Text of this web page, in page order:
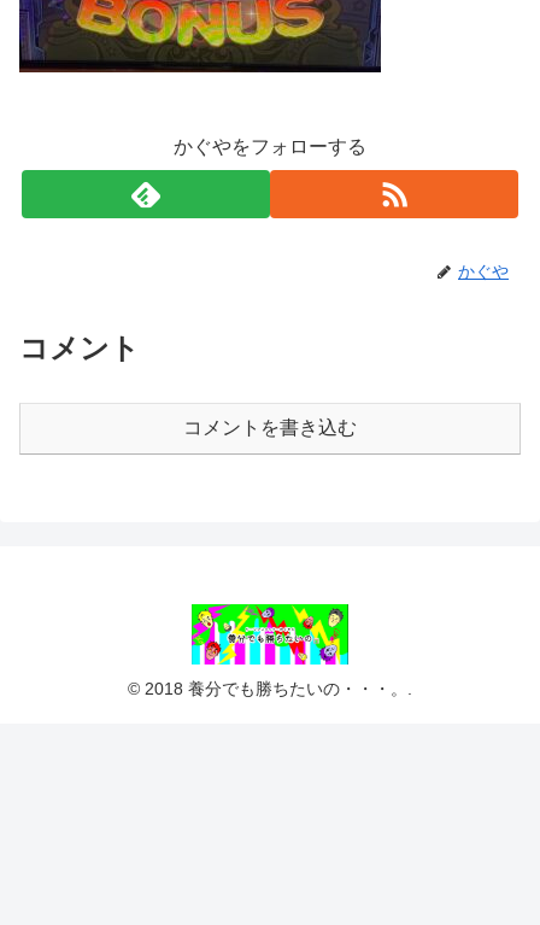
かぐやをフォローする
かぐや
コメント
コメントを書き込む
© 2018 養分でも勝ちたいの・・・。.